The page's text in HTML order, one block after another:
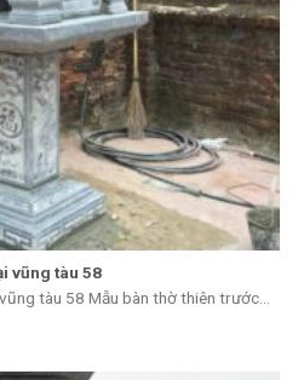
vũng tàu 58
tàu 58 Mẫu bàn thờ thiên trước...